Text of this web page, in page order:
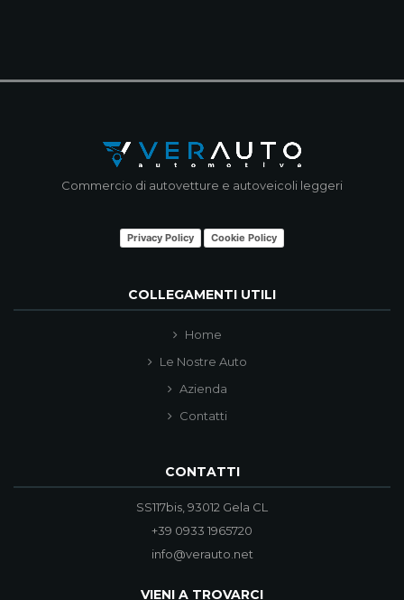
Commercio di autovetture e autoveicoli leggeri
Privacy Policy Cookie Policy
COLLEGAMENTI UTILI
Home
Le Nostre Auto
Azienda
Contatti
CONTATTI
SS117bis, 93012 Gela CL
+39 0933 1965720
info@verauto.net
VIENI A TROVARCI